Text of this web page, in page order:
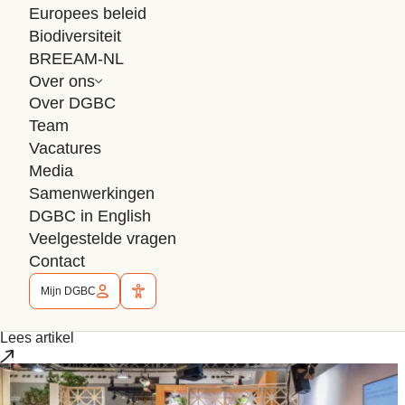
Europees beleid
Biodiversiteit
BREEAM-NL
Over ons
Over DGBC
Team
Vacatures
Media
Samenwerkingen
DGBC in English
Veelgestelde vragen
Contact
Mijn DGBC
Partnernieuws
BREEAM-NL
28.000 woningen, één meetlat: hoe
Lees artikel